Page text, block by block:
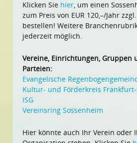
Klicken Sie hier, um einen
zum Preis von EUR 120,–/Jahr
bestellen! Weitere
jederzeit möglich.
Vereine, Einrichtungen, Gruppen
Parteien:
Evangelische
Kultur- und Förderkreis
ISG
Vereinsring Sossenheim
Hier könnte auch Ihr Verein oder